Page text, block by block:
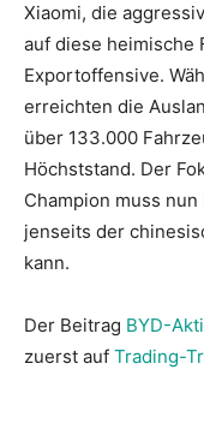
Xiaomi, die
auf diese heimische
Exportoffensive.
erreichten die
über 133.000
Höchststand. Der
Champion muss
jenseits der
kann.
Der Beitrag BYD-
zuerst auf Trading-